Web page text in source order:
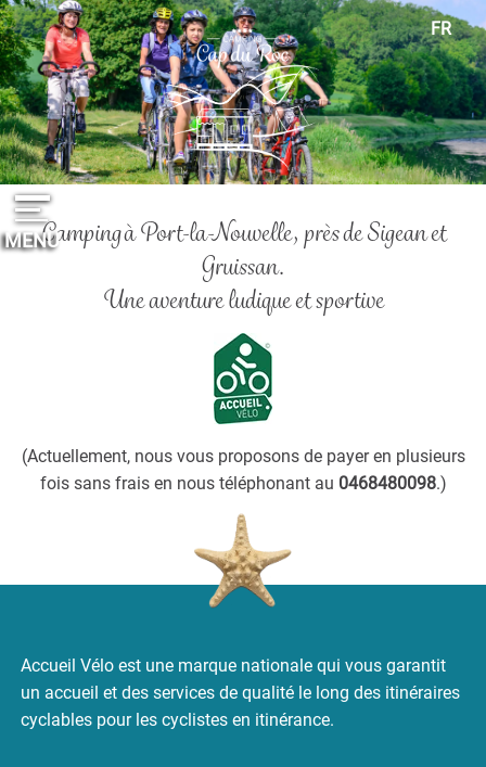
MENU
FR
EN
ES
DE
NL
Camping à Port-la-Nouvelle, près de Sigean et
Gruissan.
Une aventure ludique et sportive
(Actuellement, nous vous proposons de payer en plusieurs
fois sans frais en nous téléphonant au 0468480098.)
Accueil Vélo est une marque nationale qui vous garantit
un accueil et des services de qualité le long des itinéraires
cyclables pour les cyclistes en itinérance.
Panneau de gestion des cookies